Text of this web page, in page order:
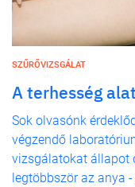
SZŰRŐVIZSGÁLAT
A terhesség
Sok olvasónk
végzendő
vizsgálatokat állapot
legtöbbször az anya